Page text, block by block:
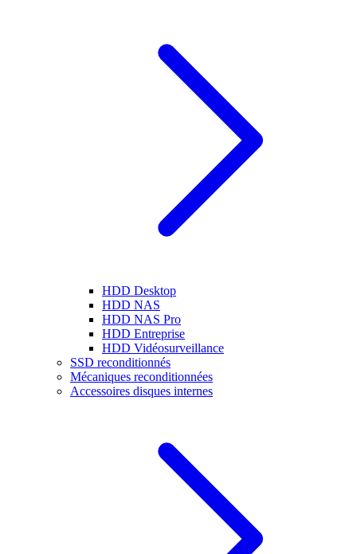
HDD Desktop
HDD NAS
HDD NAS Pro
HDD Entreprise
HDD Vidéosurveillance
SSD reconditionnés
Mécaniques reconditionnées
Accessoires disques internes